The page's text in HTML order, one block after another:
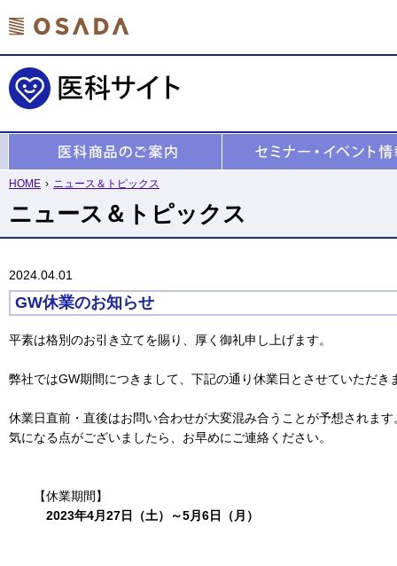
HOME › ニュース＆トピックス
ニュース＆トピックス
2024.04.01
GW休業のお知らせ
平素は格別のお引き立てを賜り、厚く御礼申し上げます。
弊社ではGW期間につきまして、下記の通り休業日とさせていただき
休業日直前・直後はお問い合わせが大変混み合うことが予想されます
気になる点がございましたら、お早めにご連絡ください。
【休業期間】
2023年4月27日（土）～5月6日（月）